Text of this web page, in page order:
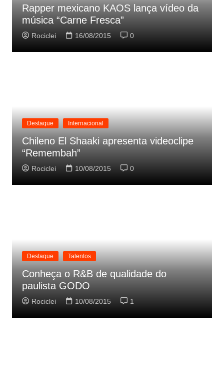
Rapper mexicano KAOS lança vídeo da
música “Carne Fresca”
Rociclei 16/08/2015 0
Destaque Internacional
Chileno El Shaaki apresenta videoclipe
“Remembah”
Rociclei 10/08/2015 0
Destaque Talentos
Conheça o R&B de qualidade do
paulista GODO
Rociclei 10/08/2015 1